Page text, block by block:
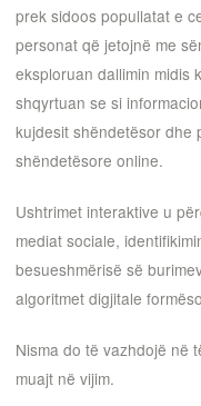
prek sidoos popullatat e
personat që jetojnë me
eksploruan dallimin midis
shqyrtuan se si
kujdesit shëndetësor dhe
shëndetësore online.
Ushtrimet interaktive u
mediat sociale,
besueshmërisë së
algoritmet digjitale
Nisma do të vazhdojë në
muajt në vijim.